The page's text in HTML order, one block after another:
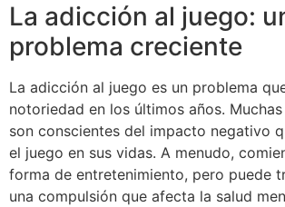
La adicción al juego:
problema creciente
La adicción al juego es un problema
notoriedad en los últimos años.
son conscientes del impacto negativo
el juego en sus vidas. A menudo,
forma de entretenimiento, pero puede
una compulsión que afecta la salud